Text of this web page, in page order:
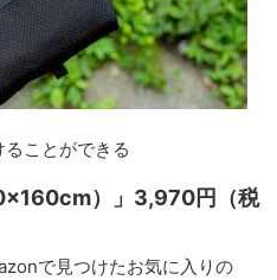
ことができる
）」3,970円（税
で見つけたお気に入りの